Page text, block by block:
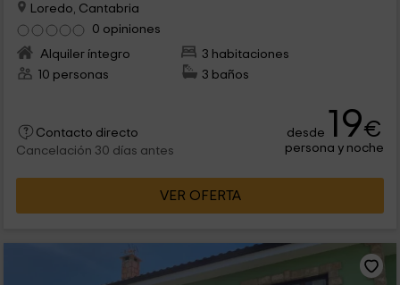
Loredo, Cantabria
0 opiniones
Alquiler íntegro
3 habitaciones
10 personas
3 baños
Contacto directo
Cancelación 30 días antes
desde 19€
persona y noche
VER OFERTA